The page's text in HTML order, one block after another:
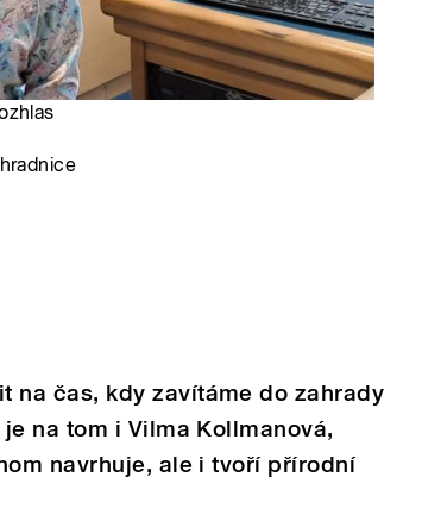
na čas, kdy zavítáme do zahrady
na tom i Vilma Kollmanová,
navrhuje, ale i tvoří přírodní